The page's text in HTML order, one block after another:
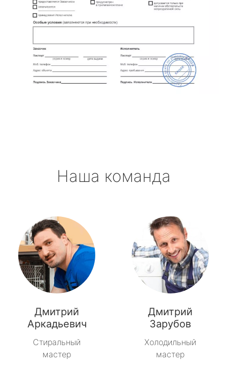
Наша команда
Дмитрий
Аркадьевич
Стиральный
мастер
Дмитрий
Зарубов
Холодильный
мастер